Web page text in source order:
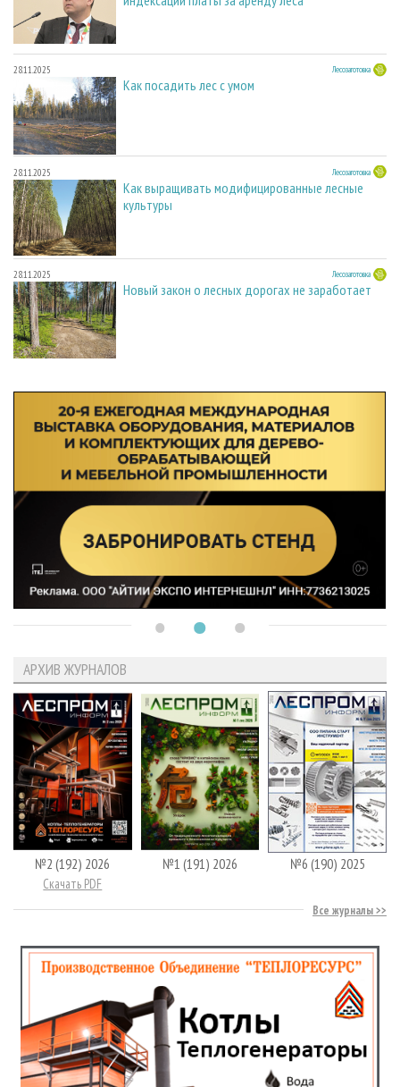
28.11.2025 Лесозаготовка
Как посадить лес с умом
28.11.2025 Лесозаготовка
Как выращивать модифицированные лесные
культуры
28.11.2025 Лесозаготовка
Новый закон о лесных дорогах не заработает
АРХИВ ЖУРНАЛОВ
№2 (192) 2026
Скачать PDF
№1 (191) 2026 №6 (190) 2025
Все журналы